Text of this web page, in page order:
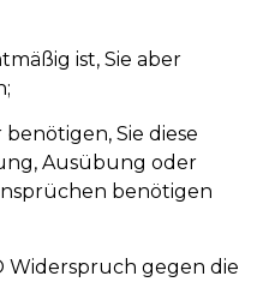
ist, Sie aber
Sie diese
Ausübung oder
benötigen
Widerspruch gegen die